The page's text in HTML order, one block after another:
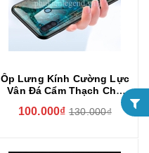
Ốp Lưng Kính Cường Lực
Vân Đá Cẩm Thạch Cho
100.000₫ 130.000₫